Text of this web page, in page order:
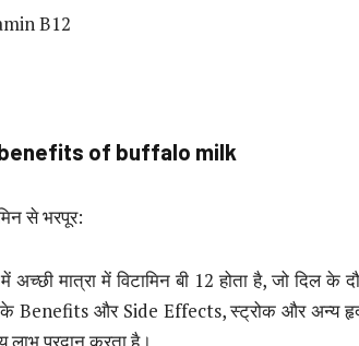
B12
of buffalo milk
से भरपूर:
मात्रा में विटामिन बी 12 होता है, जो दिल
Benefits और Side Effects, स्ट्रोक और अन्य